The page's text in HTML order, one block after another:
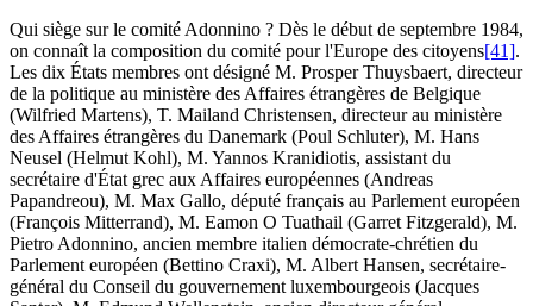
Qui siège sur le comité Adonnino ? Dès le début de septembre 1984,
on connaît la composition du comité pour l'Europe des citoyens[41].
Les dix États membres ont désigné M. Prosper Thuysbaert, directeur
de la politique au ministère des Affaires étrangères de Belgique
(Wilfried Martens), T. Mailand Christensen, directeur au ministère
des Affaires étrangères du Danemark (Poul Schluter), M. Hans
Neusel (Helmut Kohl), M. Yannos Kranidiotis, assistant du
secrétaire d'État grec aux Affaires européennes (Andreas
Papandreou), M. Max Gallo, député français au Parlement européen
(François Mitterrand), M. Eamon O Tuathail (Garret Fitzgerald), M.
Pietro Adonnino, ancien membre italien démocrate-chrétien du
Parlement européen (Bettino Craxi), M. Albert Hansen, secrétaire-
général du Conseil du gouvernement luxembourgeois (Jacques